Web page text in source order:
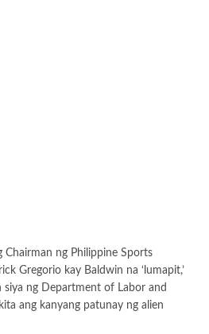
Chairman ng Philippine Sports
Gregorio kay Baldwin na ‘lumapit,’
siya ng Department of Labor and
ang kanyang patunay ng alien